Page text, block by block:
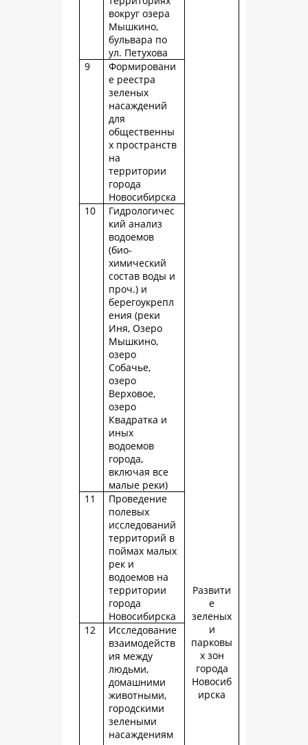
вокруг озера
Мышкино,
бульвара по
ул. Петухова
Развити
е
зеленых
и
парковы
х зон
города
Новосиб
ирска
9
Формировани
е реестра
зеленых
насаждений
для
общественны
х пространств
на
территории
города
Новосибирска
10
Гидрологичес
кий анализ
водоемов
(био-
химический
состав воды и
проч.) и
берегоукрепл
ения (реки
Иня, Озеро
Мышкино,
озеро
Собачье,
озеро
Верховое,
озеро
Квадратка и
иных
водоемов
города,
включая все
малые реки)
11
Проведение
полевых
исследований
территорий в
поймах малых
рек и
водоемов на
территории
города
Новосибирска
12
Исследование
взаимодейств
ия между
людьми,
домашними
животными,
городскими
зелеными
насаждениям